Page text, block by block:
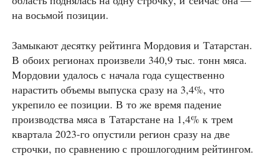
на восьмой позиции.
Замыкают десятку рейтинга Мордовия и Татарстан.
В обоих регионах произвели 340,9 тыс. тонн мяса.
Мордовии удалось с начала года существенно
нарастить объемы выпуска сразу на 3,4%, что
укрепило ее позиции. В то же время падение
производства мяса в Татарстане на 1,4% к трем
квартала 2023-го опустили регион сразу на две
строчки, по сравнению с прошлогодним рейтингом.